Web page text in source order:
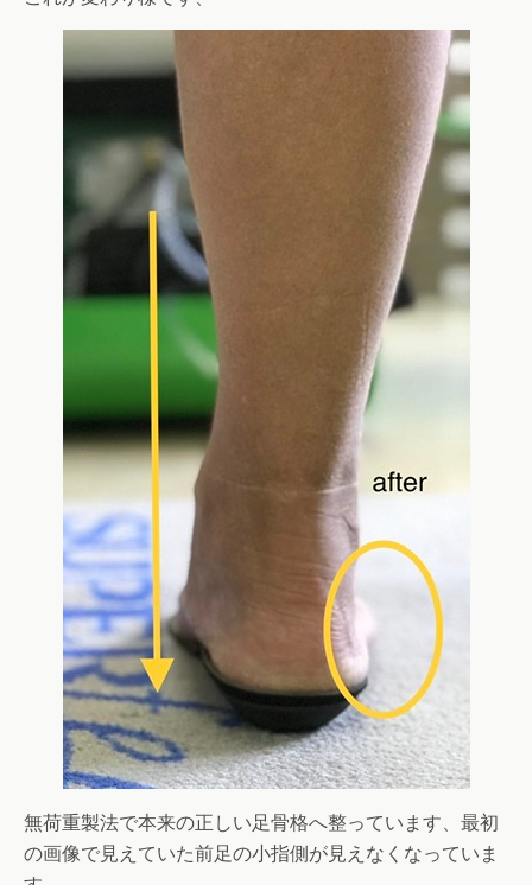
無荷重製法で本来の正しい足骨格へ整っています、最初
の画像で見えていた前足の小指側が見えなくなっていま